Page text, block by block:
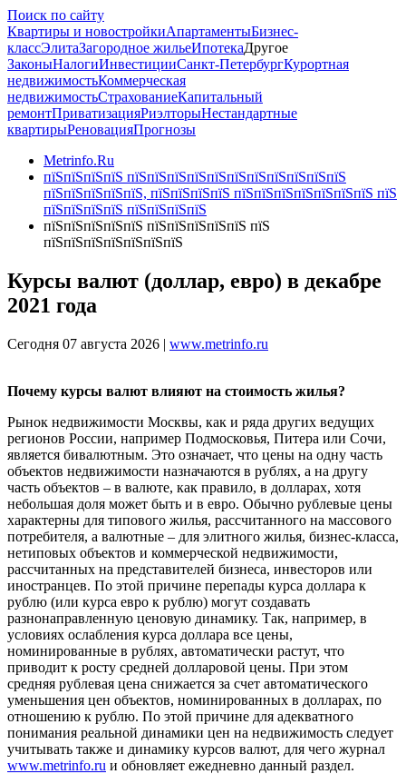
Поиск по сайту
Квартиры и новостройкиАпартаментыБизнес-
классЭлитаЗагородное жильеИпотекаДругое
ЗаконыНалогиИнвестицииСанкт-ПетербургКурортная
недвижимостьКоммерческая
недвижимостьСтрахованиеКапитальный
ремонтПриватизацияРиэлторыНестандартные
квартирыРеновацияПрогнозы
Metrinfo.Ru
пїЅпїЅпїЅпїЅ пїЅпїЅпїЅпїЅпїЅпїЅпїЅпїЅпїЅпїЅпїЅ
пїЅпїЅпїЅпїЅпїЅ, пїЅпїЅпїЅпїЅ пїЅпїЅпїЅпїЅпїЅпїЅпїЅ пїЅ
пїЅпїЅпїЅпїЅ пїЅпїЅпїЅпїЅ
пїЅпїЅпїЅпїЅпїЅ пїЅпїЅпїЅпїЅпїЅ пїЅ
пїЅпїЅпїЅпїЅпїЅпїЅпїЅ
Курсы валют (доллар, евро) в декабре
2021 года
Сегодня 07 августа 2026 | www.metrinfo.ru
Почему курсы валют влияют на стоимость жилья?
Рынок недвижимости Москвы, как и ряда других ведущих
регионов России, например Подмосковья, Питера или Сочи,
является бивалютным. Это означает, что цены на одну часть
объектов недвижимости назначаются в рублях, а на другу
часть объектов – в валюте, как правило, в долларах, хотя
небольшая доля может быть и в евро. Обычно рублевые цены
характерны для типового жилья, рассчитанного на массового
потребителя, а валютные – для элитного жилья, бизнес-класса,
нетиповых объектов и коммерческой недвижимости,
рассчитанных на представителей бизнеса, инвесторов или
иностранцев. По этой причине перепады курса доллара к
рублю (или курса евро к рублю) могут создавать
разнонаправленную ценовую динамику. Так, например, в
условиях ослабления курса доллара все цены,
номинированные в рублях, автоматически растут, что
приводит к росту средней долларовой цены. При этом
средняя рублевая цена снижается за счет автоматического
уменьшения цен объектов, номинированных в долларах, по
отношению к рублю. По этой причине для адекватного
понимания реальной динамики цен на недвижимость следует
учитывать также и динамику курсов валют, для чего журнал
www.metrinfo.ru и обновляет ежедневно данный раздел.